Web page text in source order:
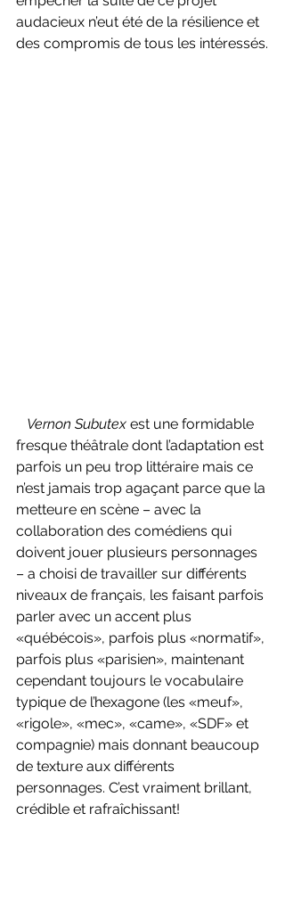
audacieux n’eut été de la résilience et
des compromis de tous les intéressés.
Vernon Subutex est une formidable
fresque théâtrale dont l’adaptation est
parfois un peu trop littéraire mais ce
n’est jamais trop agaçant parce que la
metteure en scène – avec la
collaboration des comédiens qui
doivent jouer plusieurs personnages
– a choisi de travailler sur différents
niveaux de français, les faisant parfois
parler avec un accent plus
«québécois», parfois plus «normatif»,
parfois plus «parisien», maintenant
cependant toujours le vocabulaire
typique de l’hexagone (les «meuf»,
«rigole», «mec», «came», «SDF» et
compagnie) mais donnant beaucoup
de texture aux différents
personnages. C’est vraiment brillant,
crédible et rafraîchissant!